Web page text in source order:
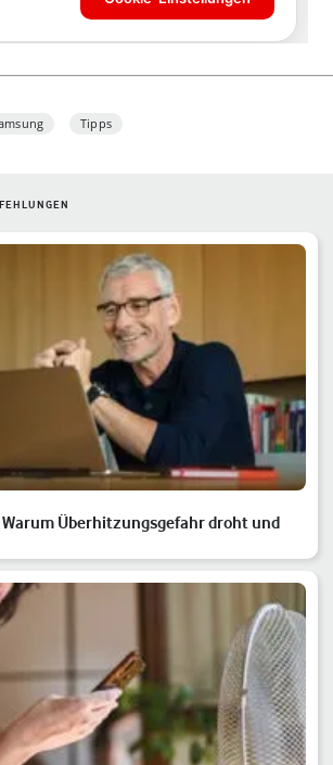
Tipps
Überhitzungsgefahr droht und